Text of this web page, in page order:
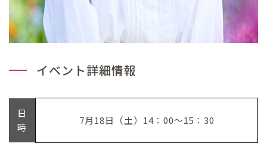
イベント詳細情報
日
時
7月18日（土）14：00～15：30